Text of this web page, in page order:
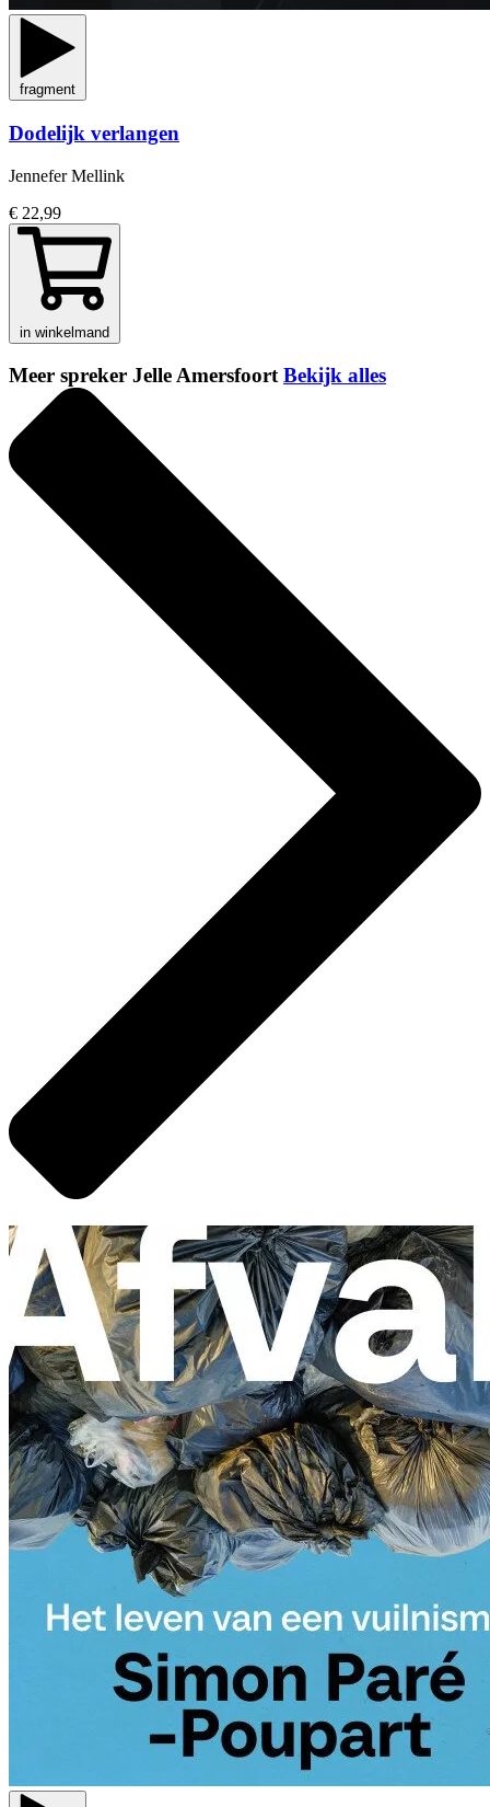
fragment
Dodelijk verlangen
Jennefer Mellink
€ 22,99
in winkelmand
Meer spreker Jelle AmersfoortBekijk alles